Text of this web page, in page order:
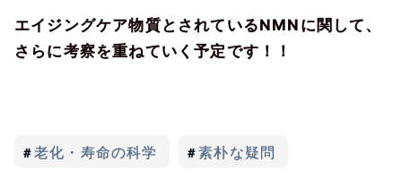
エイジングケア物質とされているNMNに関して、
さらに考察を重ねていく予定です！！
老化・寿命の科学 素朴な疑問